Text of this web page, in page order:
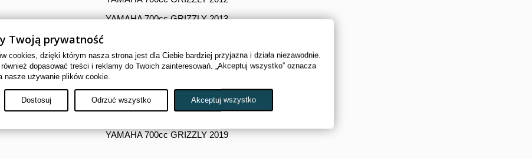
YAMAHA 700cc GRIZZLY 2013
YAMAHA 700cc GRIZZLY 2015
YAMAHA 700cc GRIZZLY 2016
YAMAHA 700cc GRIZZLY 2017
YAMAHA 700cc GRIZZLY 2019
Twoją prywatność
cookies, dzięki którym nasza strona jest dla Ciebie bardziej przyjazna i działa niezawodnie.
dopasować treści i reklamy do Twoich zainteresowań. „Akceptuj wszystko” oznacza
nasze używanie plików cookie.
Dostosuj Odrzuć wszystko Akceptuj wszystko